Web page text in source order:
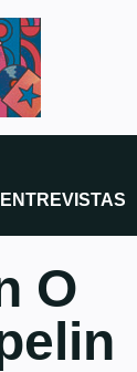
ENTREVISTAS
O